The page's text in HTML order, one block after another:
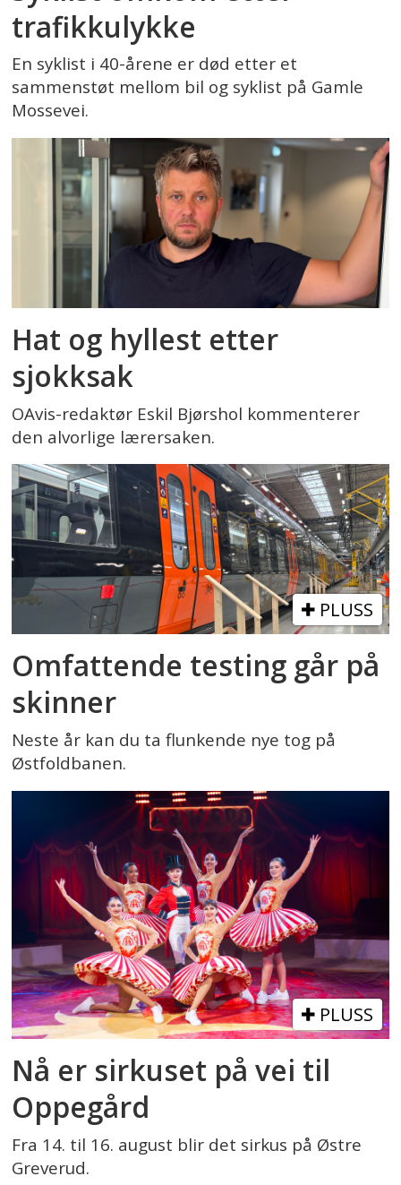
trafikkulykke
En syklist i 40-årene er død etter et
sammenstøt mellom bil og syklist på Gamle
Mossevei.
Hat og hyllest etter
sjokksak
OAvis-redaktør Eskil Bjørshol kommenterer
den alvorlige lærersaken.
PLUSS
Omfattende testing går på
skinner
Neste år kan du ta flunkende nye tog på
Østfoldbanen.
PLUSS
Nå er sirkuset på vei til
Oppegård
Fra 14. til 16. august blir det sirkus på Østre
Greverud.